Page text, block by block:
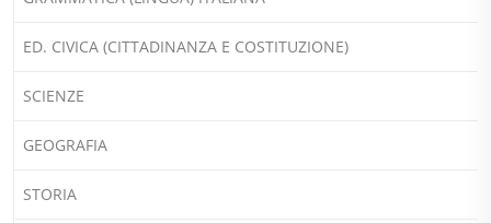
ED. CIVICA (CITTADINANZA E COSTITUZIONE)
SCIENZE
GEOGRAFIA
STORIA